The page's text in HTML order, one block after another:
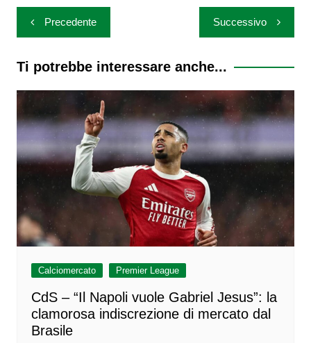
Navigazione
articoli
Precedente Successivo
Ti potrebbe interessare anche...
Calciomercato Premier League
CdS – “Il Napoli vuole Gabriel Jesus”: la
clamorosa indiscrezione di mercato dal
Brasile